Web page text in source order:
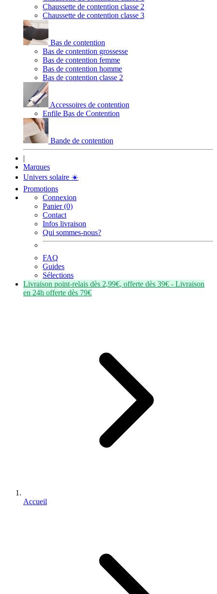
Chaussette de contention classe 2
Chaussette de contention classe 3
Bas de contention
Bas de contention grossesse
Bas de contention femme
Bas de contention homme
Bas de contention classe 2
Accessoires de contention
Enfile Bas de Contention
Bande de contention
|
Marques
Univers solaire ☀️
Promotions
Connexion
Panier (0)
Contact
Infos livraison
Qui sommes-nous?
FAQ
Guides
Sélections
Livraison point-relais dès 2,99€, offerte dès 39€ - Livraison
en 24h offerte dès 79€
Accueil